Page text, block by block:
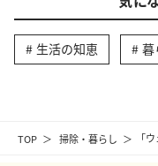
TOP 掃除・暮らし 「
生活の知恵 暮